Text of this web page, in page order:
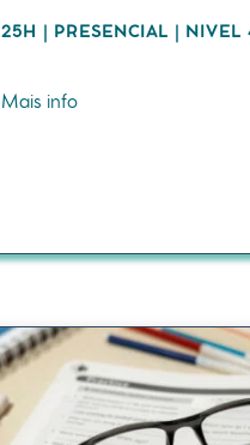
25H | PRESENCIAL | NIVEL
Mais info